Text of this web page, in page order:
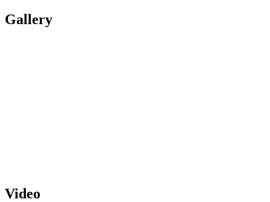
Gallery
Video